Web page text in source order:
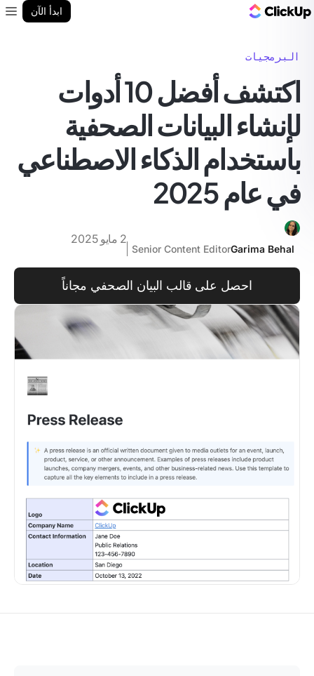
ابدأ الآن
البرمجيات
اكتشف أفضل 10 أدوات
لإنشاء البيانات الصحفية
باستخدام الذكاء الاصطناعي
في عام 2025
Garima Behal
Senior Content Editor
2 مايو 2025
احصل على قالب البيان الصحفي مجاناً